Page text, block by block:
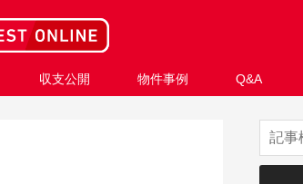
収支公開 物件事例 Q&A